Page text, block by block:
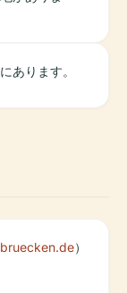
あります。
）